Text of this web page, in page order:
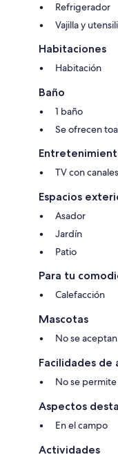
Refrigerador
Vajilla y
Habitaciones
Habitación
Baño
1 baño
Se ofrecen
TV con
Espacios
Asador
Jardín
Patio
Para tu
Calefacción
Mascotas
No se
Facilidades de
No se
Aspectos
En el campo
Actividades